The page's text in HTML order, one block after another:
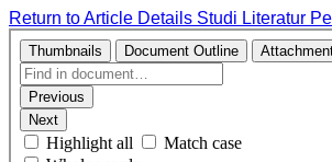
Return to Article Details Studi Literatur